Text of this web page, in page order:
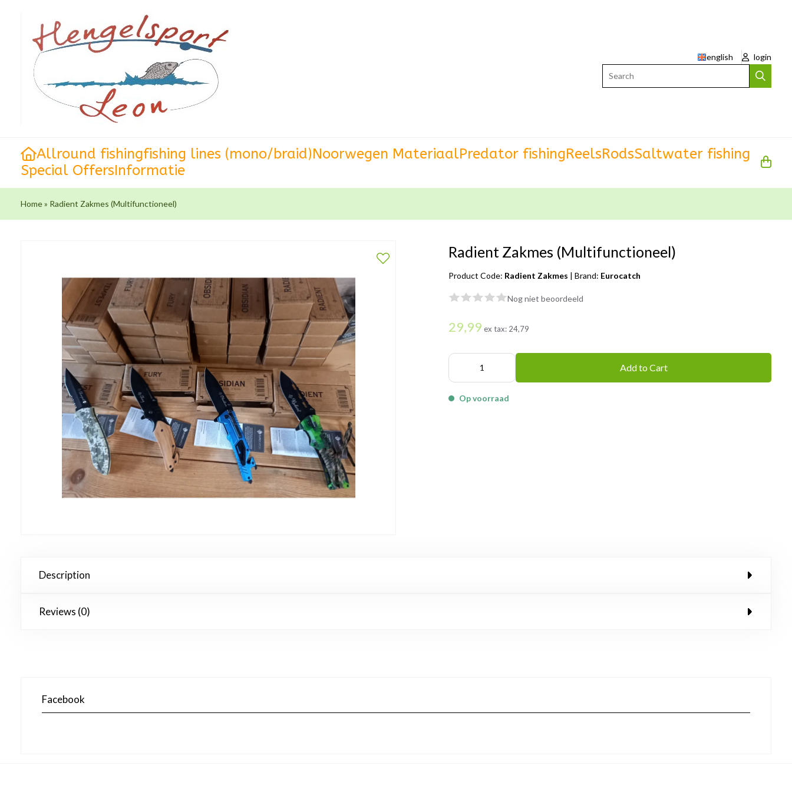
english
login
Allround fishingfishing lines (mono/braid)Noorwegen MateriaalPredator fishingReelsRodsSaltwater fishing
Special OffersInformatie
Home» Radient Zakmes (Multifunctioneel)
Radient Zakmes (Multifunctioneel)
Product Code: Radient Zakmes |Brand: Eurocatch
Nog niet beoordeeld
29,99 ex tax: 24,79
Add to Cart
Op voorraad
Description
Reviews (0)
Facebook